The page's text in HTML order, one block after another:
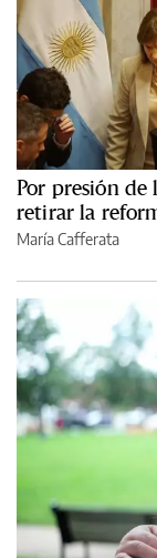
Por presión de
retirar la
María Cafferata